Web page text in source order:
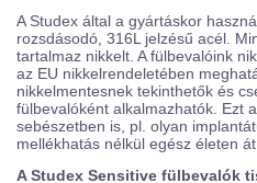
A Studex által a gyártáskor
rozsdásodó, 316L jelzésű acél.
tartalmaz nikkelt. A fülbevalóink
az EU nikkelrendeletében
nikkelmentesnek tekinthetők és
fülbevalóként alkalmazhatók. Ezt
sebészetben is, pl. olyan
mellékhatás nélkül egész életen
A Studex Sensitive fülbevalók